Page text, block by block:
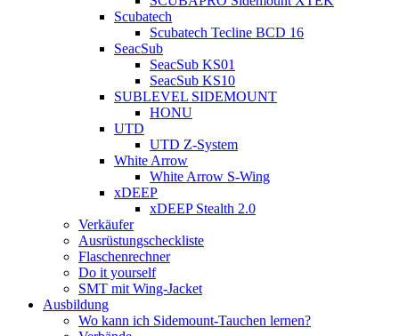
Scubatech
Scubatech Tecline BCD 16
SeacSub
SeacSub KS01
SeacSub KS10
SUBLEVEL SIDEMOUNT
HONU
UTD
UTD Z-System
White Arrow
White Arrow S-Wing
xDEEP
xDEEP Stealth 2.0
Verkäufer
Ausrüstungscheckliste
Flaschenrechner
Do it yourself
SMT mit Wing-Jacket
Ausbildung
Wo kann ich Sidemount-Tauchen lernen?